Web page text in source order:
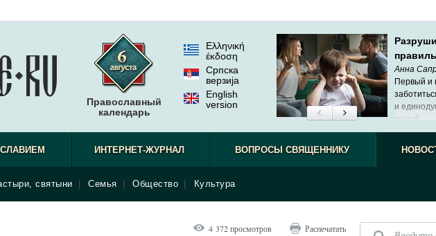
Православный
календарь
Ελληνική
έκδοση
Српска
верзиjа
English
version
Анна
Первый и
и
женой.
ИНТЕРНЕТ-ЖУРНАЛ ВОПРОСЫ СВЯЩЕННИКУ
святыни Семья Общество Культура
4 372 просмотров Распечатать